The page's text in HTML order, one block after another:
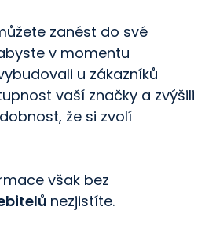
zanést do své
v momentu
u zákazníků
vaší značky a zvýšili
že si zvolí
však bez
nezjistíte.